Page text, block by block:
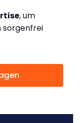
, um
sorgenfrei